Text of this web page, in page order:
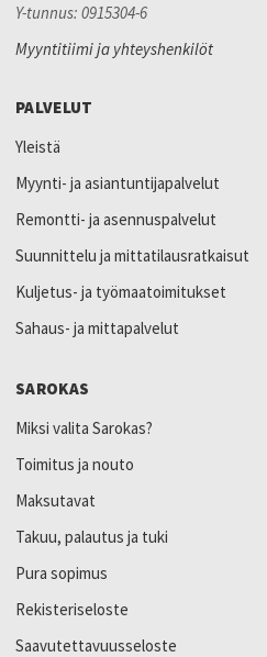
Y-tunnus: 0915304-6
Myyntitiimi ja yhteyshenkilöt
PALVELUT
Yleistä
Myynti- ja asiantuntijapalvelut
Remontti- ja asennuspalvelut
Suunnittelu ja mittatilausratkaisut
Kuljetus- ja työmaatoimitukset
Sahaus- ja mittapalvelut
SAROKAS
Miksi valita Sarokas?
Toimitus ja nouto
Maksutavat
Takuu, palautus ja tuki
Pura sopimus
Rekisteriseloste
Saavutettavuusseloste